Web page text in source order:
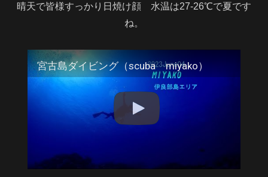
晴天で皆様すっかり日焼け顔 水温は27-26℃で夏です
ね。
宮古島ダイビング（scuba miyako）